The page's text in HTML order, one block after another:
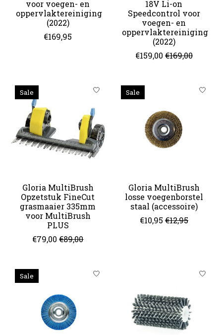
voor voegen- en
oppervlaktereiniging
(2022)
€169,95
18V Li-on
Speedcontrol voor
voegen- en
oppervlaktereiniging
(2022)
€159,00 €169,00
Sale
Gloria MultiBrush
Opzetstuk FineCut
grasmaaier 335mm
voor MultiBrush
PLUS
€79,00 €89,00
Sale
Gloria MultiBrush
losse voegenborstel
staal (accessoire)
€10,95 €12,95
Sale